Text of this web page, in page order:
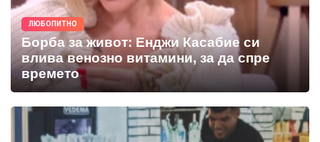
ЛЮБОПИТНО
Борба за живот: Енджи Касабие си
влива венозно витамини, за да спре
времето